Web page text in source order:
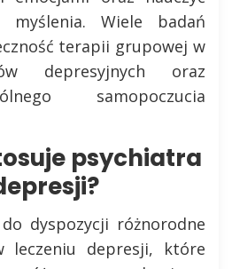
myślenia. Wiele badań
terapii grupowej w
depresyjnych oraz
samopoczucia
psychiatra
dyspozycji różnorodne
leczeniu depresji, które